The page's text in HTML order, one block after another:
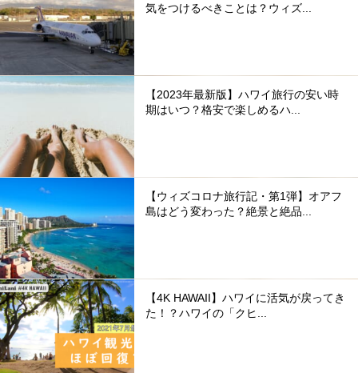
気をつけるべきことは？ウィズ...
【2023年最新版】ハワイ旅行の安い時
期はいつ？格安で楽しめるハ...
【ウィズコロナ旅行記・第1弾】オアフ
島はどう変わった？絶景と絶品...
【4K HAWAII】ハワイに活気が戻ってき
た！？ハワイの「クヒ...